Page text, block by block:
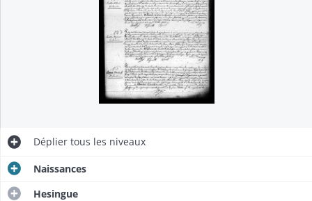
Déplier tous les niveaux
Naissances
Hesingue